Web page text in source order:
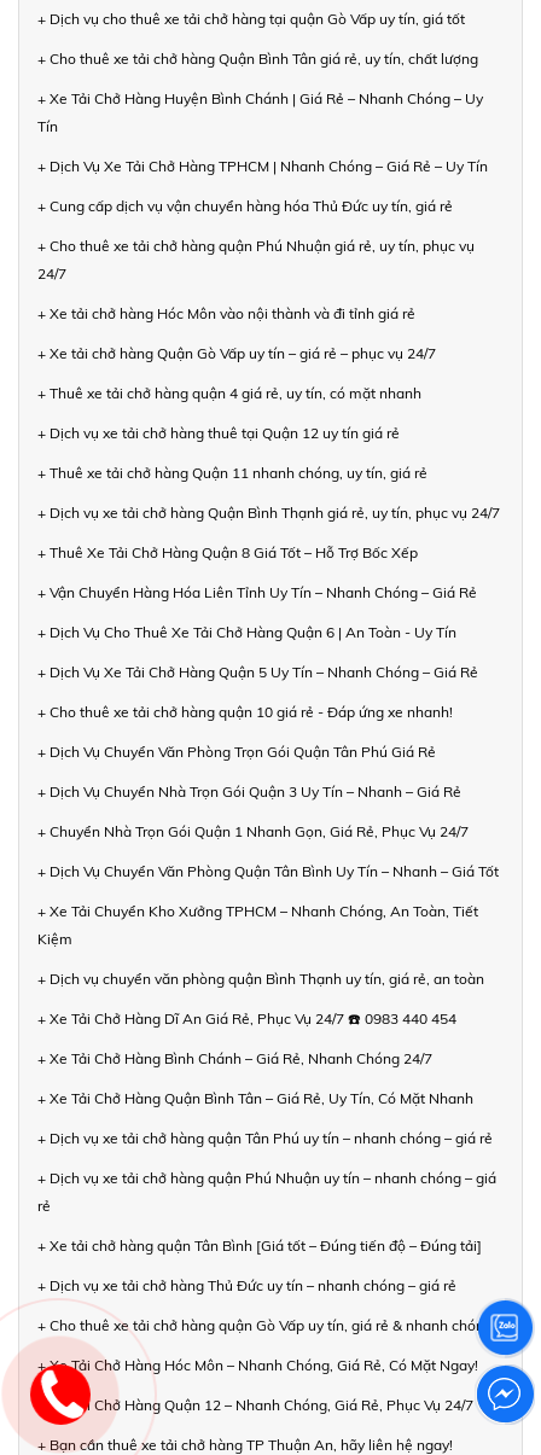
+ Dịch vụ cho thuê xe tải chở hàng tại quận Gò Vấp uy tín, giá tốt
+ Cho thuê xe tải chở hàng Quận Bình Tân giá rẻ, uy tín, chất lượng
+ Xe Tải Chở Hàng Huyện Bình Chánh | Giá Rẻ – Nhanh Chóng – Uy
Tín
+ Dịch Vụ Xe Tải Chở Hàng TPHCM | Nhanh Chóng – Giá Rẻ – Uy Tín
+ Cung cấp dịch vụ vận chuyển hàng hóa Thủ Đức uy tín, giá rẻ
+ Cho thuê xe tải chở hàng quận Phú Nhuận giá rẻ, uy tín, phục vụ
24/7
+ Xe tải chở hàng Hóc Môn vào nội thành và đi tỉnh giá rẻ
+ Xe tải chở hàng Quận Gò Vấp uy tín – giá rẻ – phục vụ 24/7
+ Thuê xe tải chở hàng quận 4 giá rẻ, uy tín, có mặt nhanh
+ Dịch vụ xe tải chở hàng thuê tại Quận 12 uy tín giá rẻ
+ Thuê xe tải chở hàng Quận 11 nhanh chóng, uy tín, giá rẻ
+ Dịch vụ xe tải chở hàng Quận Bình Thạnh giá rẻ, uy tín, phục vụ 24/7
+ Thuê Xe Tải Chở Hàng Quận 8 Giá Tốt – Hỗ Trợ Bốc Xếp
+ Vận Chuyển Hàng Hóa Liên Tỉnh Uy Tín – Nhanh Chóng – Giá Rẻ
+ Dịch Vụ Cho Thuê Xe Tải Chở Hàng Quận 6 | An Toàn - Uy Tín
+ Dịch Vụ Xe Tải Chở Hàng Quận 5 Uy Tín – Nhanh Chóng – Giá Rẻ
+ Cho thuê xe tải chở hàng quận 10 giá rẻ - Đáp ứng xe nhanh!
+ Dịch Vụ Chuyển Văn Phòng Trọn Gói Quận Tân Phú Giá Rẻ
+ Dịch Vụ Chuyển Nhà Trọn Gói Quận 3 Uy Tín – Nhanh – Giá Rẻ
+ Chuyển Nhà Trọn Gói Quận 1 Nhanh Gọn, Giá Rẻ, Phục Vụ 24/7
+ Dịch Vụ Chuyển Văn Phòng Quận Tân Bình Uy Tín – Nhanh – Giá Tốt
+ Xe Tải Chuyển Kho Xưởng TPHCM – Nhanh Chóng, An Toàn, Tiết
Kiệm
+ Dịch vụ chuyển văn phòng quận Bình Thạnh uy tín, giá rẻ, an toàn
+ Xe Tải Chở Hàng Dĩ An Giá Rẻ, Phục Vụ 24/7 ☎️ 0983 440 454
+ Xe Tải Chở Hàng Bình Chánh – Giá Rẻ, Nhanh Chóng 24/7
+ Xe Tải Chở Hàng Quận Bình Tân – Giá Rẻ, Uy Tín, Có Mặt Nhanh
+ Dịch vụ xe tải chở hàng quận Tân Phú uy tín – nhanh chóng – giá rẻ
+ Dịch vụ xe tải chở hàng quận Phú Nhuận uy tín – nhanh chóng – giá
rẻ
+ Xe tải chở hàng quận Tân Bình [Giá tốt – Đúng tiến độ – Đúng tải]
+ Dịch vụ xe tải chở hàng Thủ Đức uy tín – nhanh chóng – giá rẻ
+ Cho thuê xe tải chở hàng quận Gò Vấp uy tín, giá rẻ & nhanh chóng
+ Xe Tải Chở Hàng Hóc Môn – Nhanh Chóng, Giá Rẻ, Có Mặt Ngay!
+ Xe Tải Chở Hàng Quận 12 – Nhanh Chóng, Giá Rẻ, Phục Vụ 24/7
+ Bạn cần thuê xe tải chở hàng TP Thuận An, hãy liên hệ ngay!